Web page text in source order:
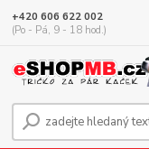
+420 606 622 002
(Po - Pá, 9 - 18 hod.)